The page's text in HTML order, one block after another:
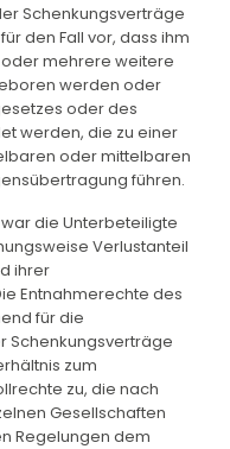
Schenkungsverträge
den Fall vor, dass ihm
mehrere weitere
werden oder
oder des
werden, die zu einer
oder mittelbaren
führen.
die Unterbeteiligte
Verlustanteil
ihrer
Entnahmerechte des
für die
Schenkungsverträge
zum
zu, die nach
Gesellschaften
Regelungen dem